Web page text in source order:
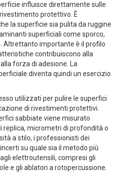
influisce direttamente sulle
protettivo. È
la superficie sia pulita da ruggine
superficiali come sporco,
Altrettanto importante è il profilo
contribuiscono alla
forza di adesione. La
diventa quindi un esercizio
utilizzati per pulire le superfici
di rivestimenti protettivi.
sabbiate viene misurato
replica, micrometri di profondità o
a stilo, i professionisti dei
su quale sia il metodo più
elettroutensili, compresi gli
e gli ablatori a rotopercussione.